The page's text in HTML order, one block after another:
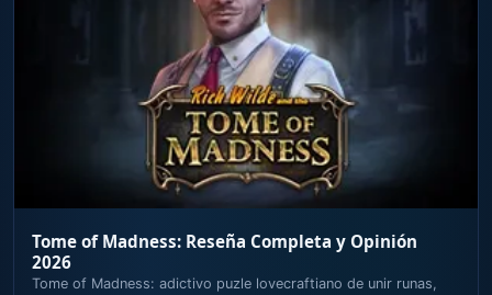
Tome of Madness: Reseña Completa y Opinión
2026
Tome of Madness: adictivo puzle lovecraftiano de unir runas,